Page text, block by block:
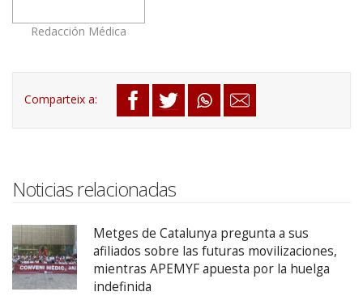
Redacción Médica
Noticias relacionadas
Metges de Catalunya pregunta a sus
afiliados sobre las futuras movilizaciones,
mientras APEMYF apuesta por la huelga
indefinida